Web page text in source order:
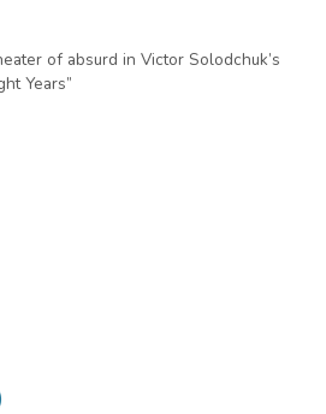
of absurd in Victor Solodchuk’s
Years”